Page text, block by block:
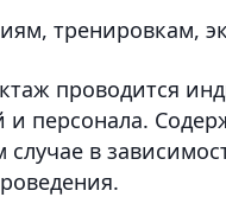
тренировкам,
проводится
персонала.
в